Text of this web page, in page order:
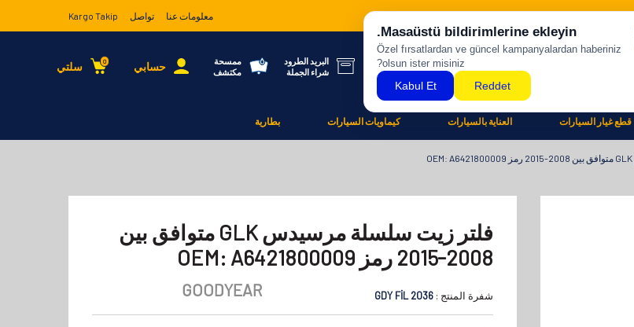
معلومات عنا تواصل Kargo Takip
البريد الطرود
شراء الجملة
ممسحة
مكتشف
حسابي 0 سلتي
قطع غيار السيارات العناية بالسيارات كيماويات السيارات بطارية
فلتر زيت سلسلة مرسيدس GLK متوافق بين
2008-2015 رمز OEM: A6421800009
شفرة المنتج : GDY FİL 2036
GOODYEAR